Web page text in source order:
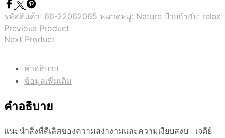
รหัสสินค้า: 66-22062065 หมวดหมู่: Nature ป้ายกำกับ: relax
Previous Product
Next Product
คำอธิบาย
ข้อมูลเพิ่มเติม
คำอธิบาย
แนะนำสิ่งที่ดีเลิศของความสง่างามและความเงียบสงบ – ​​เจดีย์